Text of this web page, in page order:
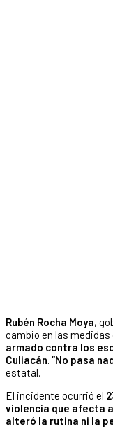
Rubén Rocha Moya,
cambio en las
armado contra los
Culiacán. “No pasa
estatal.
El incidente ocurrió el
violencia que afecta
alteró la rutina ni la